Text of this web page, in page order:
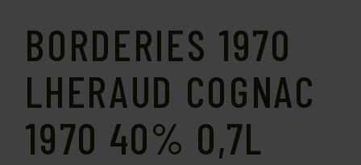
BORDERIES 1970
LHERAUD COGNAC
1970 40% 0,7L